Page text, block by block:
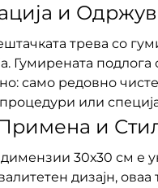
и
трева со
Гумирената
само редовно
или
и
30х30 см е
дизајн,